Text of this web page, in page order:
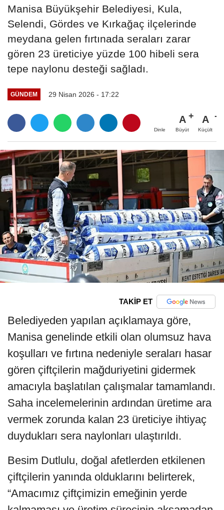
Manisa Büyükşehir Belediyesi, Kula,
Selendi, Gördes ve Kırkağaç ilçelerinde
meydana gelen fırtınada seraları zarar
gören 23 üreticiye yüzde 100 hibeli sera
tepe naylonu desteği sağladı.
GÜNDEM 29 Nisan 2026 - 17:22
Dinle
A
Büyüt
A
Küçült
TAKİP ET
Belediyeden yapılan açıklamaya göre,
Manisa genelinde etkili olan olumsuz hava
koşulları ve fırtına nedeniyle seraları hasar
gören çiftçilerin mağduriyetini gidermek
amacıyla başlatılan çalışmalar tamamlandı.
Saha incelemelerinin ardından üretime ara
vermek zorunda kalan 23 üreticiye ihtiyaç
duydukları sera naylonları ulaştırıldı.
Besim Dutlulu, doğal afetlerden etkilenen
çiftçilerin yanında olduklarını belirterek,
“Amacımız çiftçimizin emeğinin yerde